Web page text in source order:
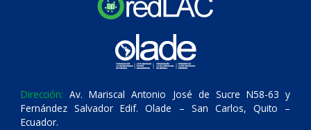
Dirección: Av. Mariscal Antonio José de Sucre N58-63 y
Fernández Salvador Edif. Olade – San Carlos, Quito –
Ecuador.